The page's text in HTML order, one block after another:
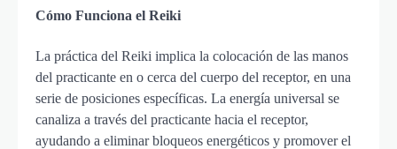
Cómo Funciona el Reiki
La práctica del Reiki implica la colocación de las manos
del practicante en o cerca del cuerpo del receptor, en una
serie de posiciones específicas. La energía universal se
canaliza a través del practicante hacia el receptor,
ayudando a eliminar bloqueos energéticos y promover el